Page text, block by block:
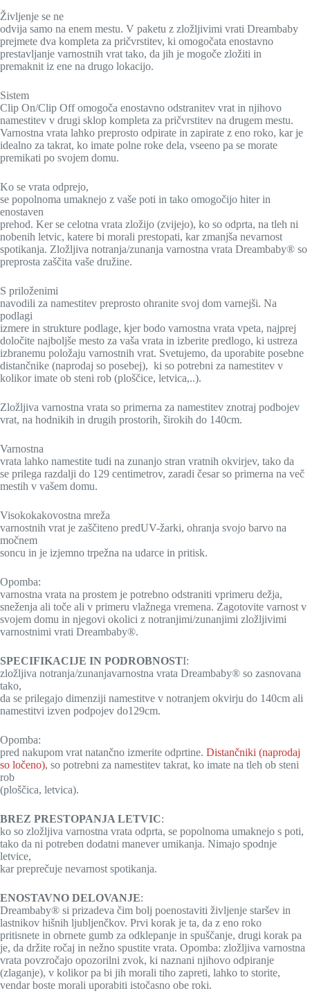
Življenje se ne
odvija samo na enem mestu. V paketu z zložljivimi vrati Dreambaby
prejmete dva kompleta za pričvrstitev, ki omogočata enostavno
prestavljanje varnostnih vrat tako, da jih je mogoče zložiti in
premaknit iz ene na drugo lokacijo.
Sistem
Clip On/Clip Off omogoča enostavno odstranitev vrat in njihovo
namestitev v drugi sklop kompleta za pričvrstitev na drugem mestu.
Varnostna vrata lahko preprosto odpirate in zapirate z eno roko, kar je
idealno za takrat, ko imate polne roke dela, vseeno pa se morate
premikati po svojem domu.
Ko se vrata odprejo,
se popolnoma umaknejo z vaše poti in tako omogočijo hiter in
enostaven
prehod. Ker se celotna vrata zložijo (zvijejo), ko so odprta, na tleh ni
nobenih letvic, katere bi morali prestopati, kar zmanjša nevarnost
spotikanja. Zložljiva notranja/zunanja varnostna vrata Dreambaby® so
preprosta zaščita vaše družine.
S priloženimi
navodili za namestitev preprosto ohranite svoj dom varnejši. Na
podlagi
izmere in strukture podlage, kjer bodo varnostna vrata vpeta, najprej
določite najboljše mesto za vaša vrata in izberite predlogo, ki ustreza
izbranemu položaju varnostnih vrat. Svetujemo, da uporabite posebne
distančnike (naprodaj so posebej), ki so potrebni za namestitev v
kolikor imate ob steni rob (ploščice, letvica,..).
Zložljiva varnostna vrata so primerna za namestitev znotraj podbojev
vrat, na hodnikih in drugih prostorih, širokih do 140cm.
Varnostna
vrata lahko namestite tudi na zunanjo stran vratnih okvirjev, tako da
se prilega razdalji do 129 centimetrov, zaradi česar so primerna na več
mestih v vašem domu.
Visokokakovostna mreža
varnostnih vrat je zaščiteno predUV-žarki, ohranja svojo barvo na
močnem
soncu in je izjemno trpežna na udarce in pritisk.
Opomba:
varnostna vrata na prostem je potrebno odstraniti vprimeru dežja,
sneženja ali toče ali v primeru vlažnega vremena. Zagotovite varnost v
svojem domu in njegovi okolici z notranjimi/zunanjimi zložljivimi
varnostnimi vrati Dreambaby®.
SPECIFIKACIJE IN PODROBNOSTI:
zložljiva notranja/zunanjavarnostna vrata Dreambaby® so zasnovana
tako,
da se prilegajo dimenziji namestitve v notranjem okvirju do 140cm ali
namestitvi izven podpojev do129cm.
Opomba:
pred nakupom vrat natančno izmerite odprtine. Distančniki (naprodaj
so ločeno), so potrebni za namestitev takrat, ko imate na tleh ob steni
rob
(ploščica, letvica).
BREZ PRESTOPANJA LETVIC:
ko so zložljiva varnostna vrata odprta, se popolnoma umaknejo s poti,
tako da ni potreben dodatni manever umikanja. Nimajo spodnje
letvice,
kar preprečuje nevarnost spotikanja.
ENOSTAVNO DELOVANJE:
Dreambaby® si prizadeva čim bolj poenostaviti življenje staršev in
lastnikov hišnih ljubljenčkov. Prvi korak je ta, da z eno roko
pritisnete in obrnete gumb za odklepanje in spuščanje, drugi korak pa
je, da držite ročaj in nežno spustite vrata. Opomba: zložljiva varnostna
vrata povzročajo opozorilni zvok, ki naznani njihovo odpiranje
(zlaganje), v kolikor pa bi jih morali tiho zapreti, lahko to storite,
vendar boste morali uporabiti istočasno obe roki.